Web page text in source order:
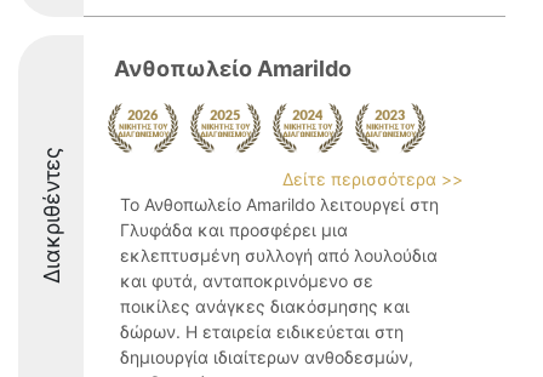
Διακριθέντες
Ανθοπωλείο Amarildo
Δείτε περισσότερα >>
Το Ανθοπωλείο Amarildo λειτουργεί στη
Γλυφάδα και προσφέρει μια
εκλεπτυσμένη συλλογή από λουλούδια
και φυτά, ανταποκρινόμενο σε
ποικίλες ανάγκες διακόσμησης και
δώρων. Η εταιρεία ειδικεύεται στη
δημιουργία ιδιαίτερων ανθοδεσμών,